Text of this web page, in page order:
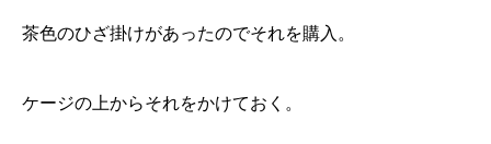
茶色のひざ掛けがあったのでそれを購入。
ケージの上からそれをかけておく。